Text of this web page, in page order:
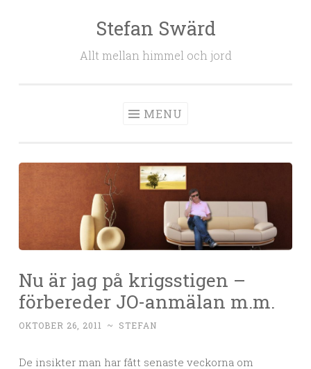
Stefan Swärd
Allt mellan himmel och jord
MENU
Nu är jag på krigsstigen –
förbereder JO-anmälan m.m.
OKTOBER 26, 2011 ~ STEFAN
De insikter man har fått senaste veckorna om